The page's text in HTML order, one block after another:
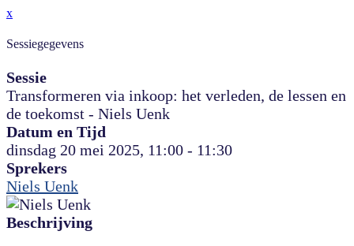
x
Sessiegegevens
Sessie
Transformeren via inkoop: het verleden, de lessen en
de toekomst - Niels Uenk
Datum en Tijd
dinsdag 20 mei 2025, 11:00 - 11:30
Sprekers
Niels Uenk
Beschrijving